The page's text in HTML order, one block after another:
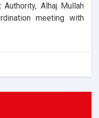
Alhaj Mullah
meeting with